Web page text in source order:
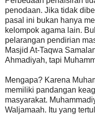
penodaan. Jika tidak
pasal ini bukan hanya
kelompok agama lain.
pelarangan pendirian
Masjid At-Taqwa
Ahmadiyah, tapi
Mengapa? Karena
memiliki pandangan
masyarakat.
Waljamaah. Itu yang